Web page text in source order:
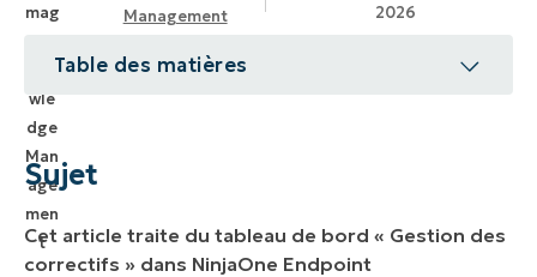
Management
2026
Table des matières
Environnement
Ressources supplémentaires
Sujet
Cet article traite du tableau de bord « Gestion des
correctifs » dans NinjaOne Endpoint